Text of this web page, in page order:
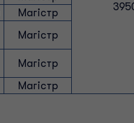
Магістр
Магістр
Магістр
Магістр